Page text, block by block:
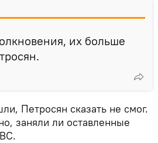
их больше
Петросян сказать не смог.
заняли ли оставленные